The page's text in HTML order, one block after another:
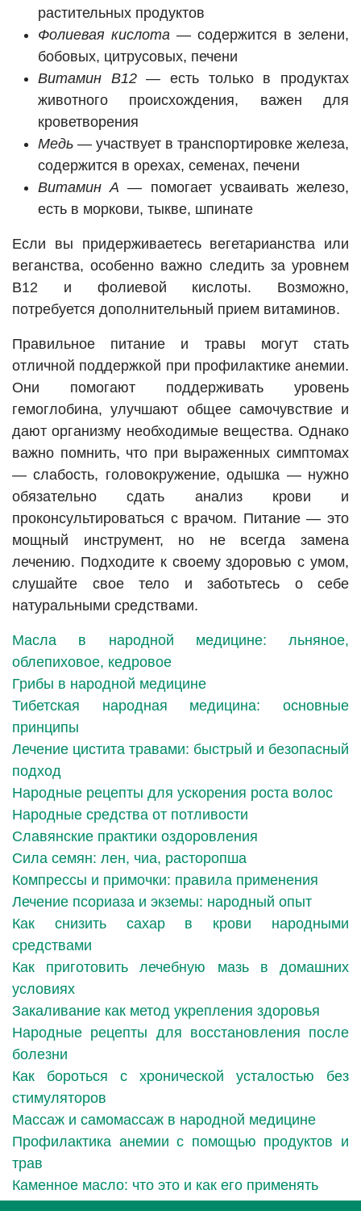
растительных продуктов
Фолиевая кислота — содержится в зелени,
бобовых, цитрусовых, печени
Витамин В12— есть только в продуктах
животного происхождения, важен для
кроветворения
Медь — участвует в транспортировке железа,
содержится в орехах, семенах, печени
Витамин А — помогает усваивать железо,
есть в моркови, тыкве, шпинате
Если вы придерживаетесь вегетарианства или
веганства, особенно важно следить за уровнем
В12 и фолиевой кислоты. Возможно,
потребуется дополнительный прием витаминов.
Правильное питание и травы могут стать
отличной поддержкой при профилактике анемии.
Они помогают поддерживать уровень
гемоглобина, улучшают общее самочувствие и
дают организму необходимые вещества. Однако
важно помнить, что при выраженных симптомах
— слабость, головокружение, одышка — нужно
обязательно сдать анализ крови и
проконсультироваться с врачом. Питание — это
мощный инструмент, но не всегда замена
лечению. Подходите к своему здоровью с умом,
слушайте свое тело и заботьтесь о себе
натуральными средствами.
Масла в народной медицине: льняное,
облепиховое, кедровое
Грибы в народной медицине
Тибетская народная медицина: основные
принципы
Лечение цистита травами: быстрый и безопасный
подход
Народные рецепты для ускорения роста волос
Народные средства от потливости
Славянские практики оздоровления
Сила семян: лен, чиа, расторопша
Компрессы и примочки: правила применения
Лечение псориаза и экземы: народный опыт
Как снизить сахар в крови народными
средствами
Как приготовить лечебную мазь в домашних
условиях
Закаливание как метод укрепления здоровья
Народные рецепты для восстановления после
болезни
Как бороться с хронической усталостью без
стимуляторов
Массаж и самомассаж в народной медицине
Профилактика анемии с помощью продуктов и
трав
Каменное масло: что это и как его применять